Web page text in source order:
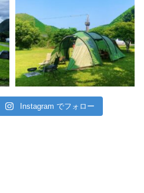
Instagram でフォロー